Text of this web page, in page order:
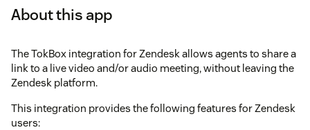
About this app
The TokBox integration for Zendesk allows agents to share a
link to a live video and/or audio meeting, without leaving the
Zendesk platform.
This integration provides the following features for Zendesk
users: